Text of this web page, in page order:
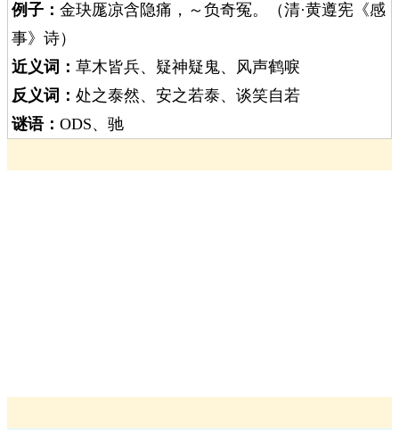
例子： 金玦厖凉含隐痛，～负奇冤。（清·黄遵宪《感
事》诗）
近义词： 草木皆兵、疑神疑鬼、风声鹤唳
反义词： 处之泰然、安之若泰、谈笑自若
谜语： ODS、驰